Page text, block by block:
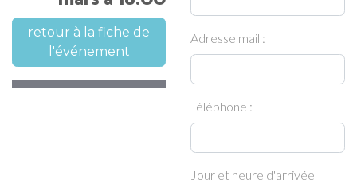
retour à la fiche de
l'événement
Adresse mail :
Téléphone :
Jour et heure d'arrivée